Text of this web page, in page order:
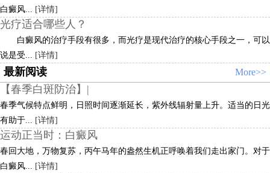
白癜风... [详情]
光疗适合哪些人？
白癜风的治疗手段有很多，而光疗是现代治疗的核心手段之一，可以
说是受... [详情]
最新阅读 More>>
【春季白斑防治】|
春季气候特点鲜明，日照时间逐渐延长，紫外线辐射量上升。适当的日光
有助于... [详情]
运动正当时：白癜风
春回大地，万物复苏，丙午马年的盎然生机正呼唤着我们走出家门。对于
白癜风... [详情]